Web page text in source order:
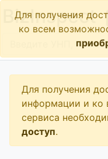
BizInspect
Для получения
ко всем
Для получения
информации и ко
сервиса
доступ.